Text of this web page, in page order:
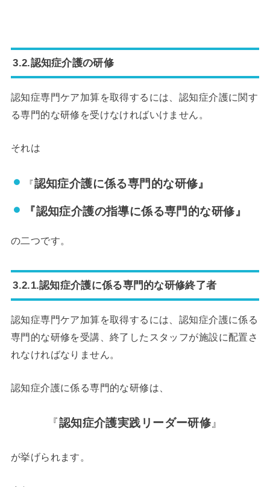
3.2.認知症介護の研修
認知症専門ケア加算を取得するには、認知症介護に関す
る専門的な研修を受けなければいけません。
それは
『認知症介護に係る専門的な研修』
『認知症介護の指導に係る専門的な研修』
の二つです。
3.2.1.認知症介護に係る専門的な研修終了者
認知症専門ケア加算を取得するには、認知症介護に係る
専門的な研修を受講、終了したスタッフが施設に配置さ
れなければなりません。
認知症介護に係る専門的な研修は、
『認知症介護実践リーダー研修 』
が挙げられます。